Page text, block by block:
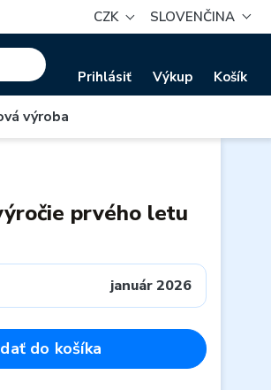
CZK SLOVENČINA
Prihlásiť Výkup Košík
výroba
prvého letu
január 2026
do košíka